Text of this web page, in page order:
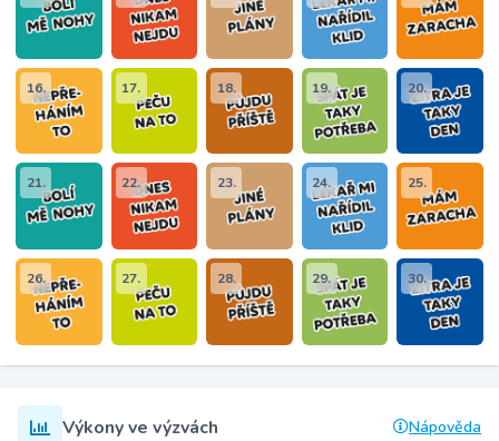
16. 17. 18. 19. 20.
21. 22. 23. 24. 25.
26. 27. 28. 29. 30.
Výkony ve výzvách Nápověda